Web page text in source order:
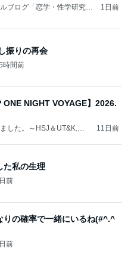
ブログ「恋学・性学研究
1日前
振りの再会
時間前
ONE NIGHT VOYAGE】2026.
した。～HSJ＆UT&K.O.
11日前
た私の生理
前
りの確率で一緒にいるね(#^.^
前